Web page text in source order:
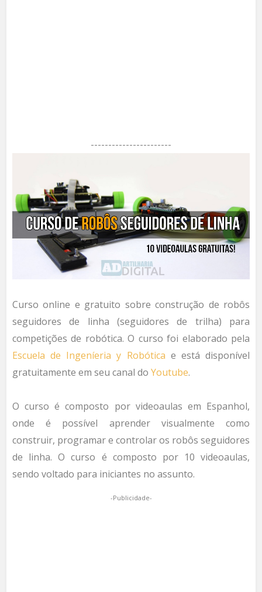
-----------------------
Curso online e gratuito sobre construção de robôs
seguidores de linha (seguidores de trilha) para
competições de robótica. O curso foi elaborado pela
Escuela de Ingeníeria y Robótica e está disponível
gratuitamente em seu canal do Youtube.
O curso é composto por videoaulas em Espanhol,
onde é possível aprender visualmente como
construir, programar e controlar os robôs seguidores
de linha. O curso é composto por 10 videoaulas,
sendo voltado para iniciantes no assunto.
-Publicidade-